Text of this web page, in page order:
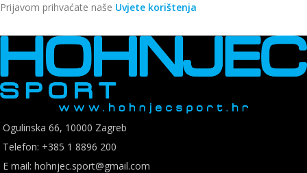
Prijavom prihvaćate naše Uvjete korištenja
Ogulinska 66, 10000 Zagreb
Telefon: +385 1 8896 200
E mail: hohnjec.sport@gmail.com